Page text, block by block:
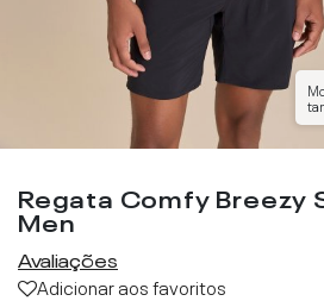
Regata Comfy Breezy
Men
Avaliações
Adicionar aos favoritos